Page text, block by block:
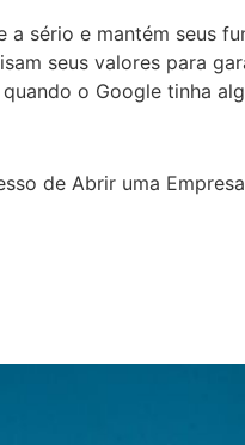
sério e mantém seus
seus valores para
o Google tinha
de Abrir uma